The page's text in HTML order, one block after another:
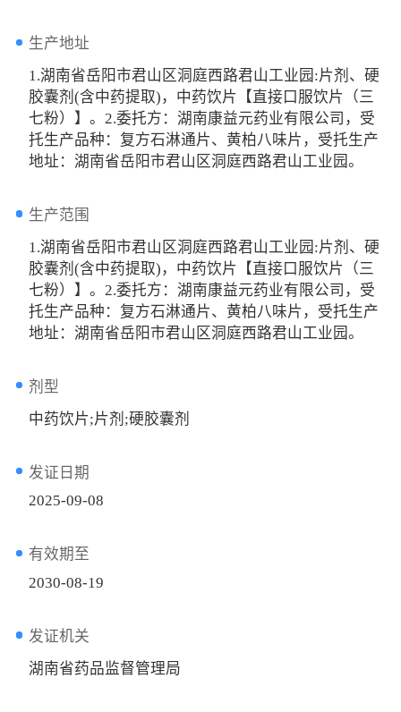
生产地址
1.湖南省岳阳市君山区洞庭西路君山工业园:片剂、硬
胶囊剂(含中药提取)，中药饮片【直接口服饮片（三
七粉）】。2.委托方：湖南康益元药业有限公司，受
托生产品种：复方石淋通片、黄柏八味片，受托生产
地址：湖南省岳阳市君山区洞庭西路君山工业园。
生产范围
1.湖南省岳阳市君山区洞庭西路君山工业园:片剂、硬
胶囊剂(含中药提取)，中药饮片【直接口服饮片（三
七粉）】。2.委托方：湖南康益元药业有限公司，受
托生产品种：复方石淋通片、黄柏八味片，受托生产
地址：湖南省岳阳市君山区洞庭西路君山工业园。
剂型
中药饮片;片剂;硬胶囊剂
发证日期
2025-09-08
有效期至
2030-08-19
发证机关
湖南省药品监督管理局